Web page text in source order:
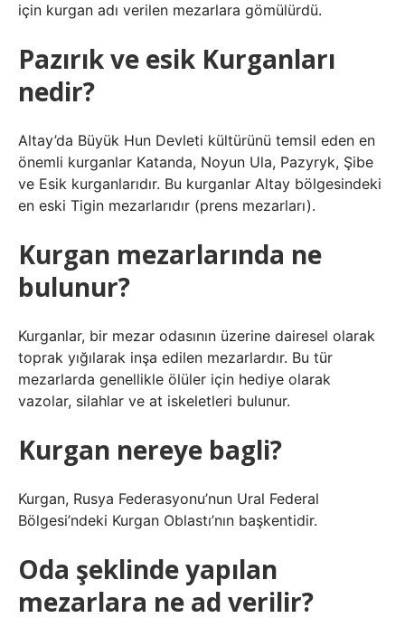
için kurgan adı verilen mezarlara gömülürdü.
Pazırık ve esik Kurganları
nedir?
Altay’da Büyük Hun Devleti kültürünü temsil eden en
önemli kurganlar Katanda, Noyun Ula, Pazyryk, Şibe
ve Esik kurganlarıdır. Bu kurganlar Altay bölgesindeki
en eski Tigin mezarlarıdır (prens mezarları).
Kurgan mezarlarında ne
bulunur?
Kurganlar, bir mezar odasının üzerine dairesel olarak
toprak yığılarak inşa edilen mezarlardır. Bu tür
mezarlarda genellikle ölüler için hediye olarak
vazolar, silahlar ve at iskeletleri bulunur.
Kurgan nereye bagli?
Kurgan, Rusya Federasyonu’nun Ural Federal
Bölgesi’ndeki Kurgan Oblastı’nın başkentidir.
Oda şeklinde yapılan
mezarlara ne ad verilir?